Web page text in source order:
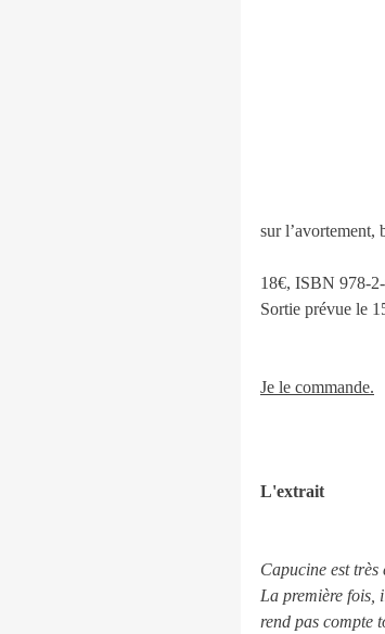
sur l’avortement,
18€, ISBN 978-
Sortie prévue le
Je le commande.
L'extrait
Capucine est
La première fois,
rend pas compte